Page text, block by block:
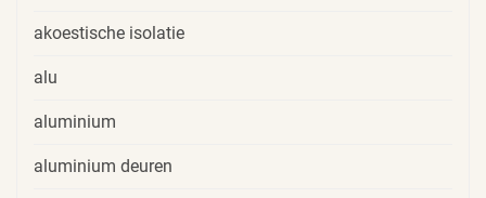
akoestische isolatie
alu
aluminium
aluminium deuren